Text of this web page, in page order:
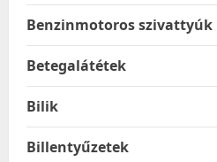
Benzinmotoros szivattyúk
Betegalátétek
Bilik
Billentyűzetek